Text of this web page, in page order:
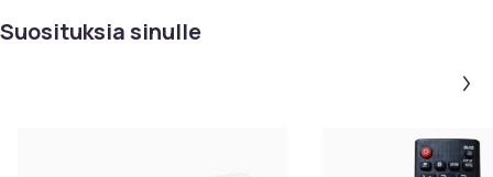
Suosituksia sinulle